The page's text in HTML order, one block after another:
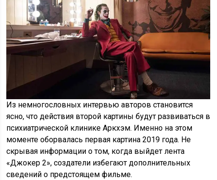
Из немногословных интервью авторов становится
ясно, что действия второй картины будут развиваться в
психиатрической клинике Аркхэм. Именно на этом
моменте оборвалась первая картина 2019 года. Не
скрывая информации о том, когда выйдет лента
«Джокер 2», создатели избегают дополнительных
сведений о предстоящем фильме.